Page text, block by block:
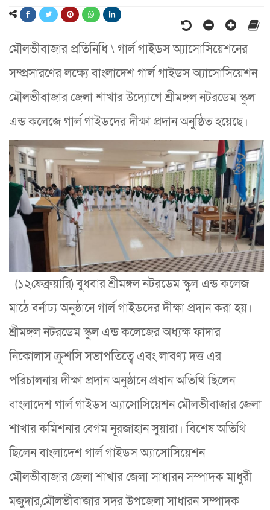
মৌলভীবাজার প্রতিনিধি \ গার্ল গাইডস অ্যাসোসিয়েশনের
সম্প্রসারণের লক্ষ্যে বাংলাদেশ গার্ল গাইডস অ্যাসোসিয়েশন
মৌলভীবাজার জেলা শাখার উদ্যোগে শ্রীমঙ্গল নটরডেম স্কুল
এন্ড কলেজে গার্ল গাইডদের দীক্ষা প্রদান অনুষ্ঠিত হয়েছে।
(১২ফেব্রুয়ারি) বুধবার শ্রীমঙ্গল নটরডেম স্কুল এন্ড কলেজ
মাঠে বর্নাঢ্য অনুষ্ঠানে গার্ল গাইডদের দীক্ষা প্রদান করা হয়।
শ্রীমঙ্গল নটরডেম স্কুল এন্ড কলেজের অধ্যক্ষ ফাদার
নিকোলাস ক্রুশসি সভাপতিত্বে এবং লাবণ্য দত্ত এর
পরিচালনায় দীক্ষা প্রদান অনুষ্ঠানে প্রধান অতিথি ছিলেন
বাংলাদেশ গার্ল গাইডস অ্যাসোসিয়েশন মৌলভীবাজার জেলা
শাখার কমিশনার বেগম নূরজাহান সুয়ারা। বিশেষ অতিথি
ছিলেন বাংলাদেশ গার্ল গাইডস অ্যাসোসিয়েশন
মৌলভীবাজার জেলা শাখার জেলা সাধারন সম্পাদক মাধুরী
মজুদার,মৌলভীবাজার সদর উপজেলা সাধারন সম্পাদক